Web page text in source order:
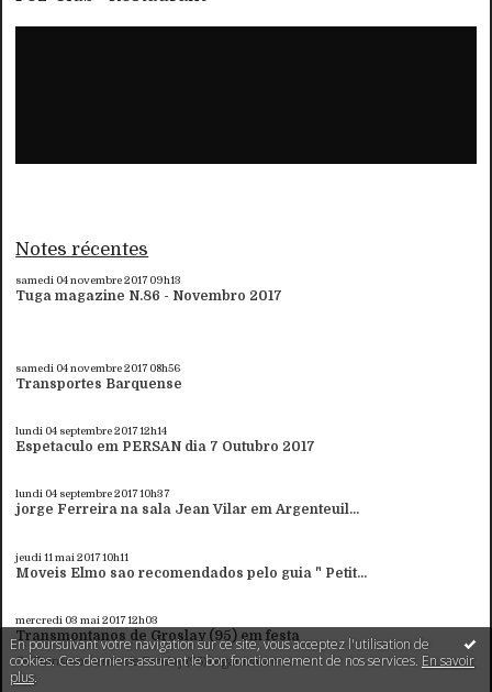
En poursuivant votre navigation sur ce site, vous acceptez l'utilisation de
cookies. Ces derniers assurent le bon fonctionnement de nos services. En savoir
plus.
Notes récentes
samedi 04novembre 2017 09h13
Tuga magazine N.86 - Novembro 2017
samedi 04novembre 2017 08h56
Transportes Barquense
lundi 04 septembre 201712h14
Espetaculo em PERSAN dia 7 Outubro 2017
lundi 04 septembre 201710h37
jorge Ferreira na sala Jean Vilar em Argenteuil...
jeudi 11 mai 201710h11
Moveis Elmo sao recomendados pelo guia " Petit...
mercredi 03 mai 201712h03
Transmontanos de Groslay (95) em festa
Os Transmontanos de Groslay (95) organizaram,...